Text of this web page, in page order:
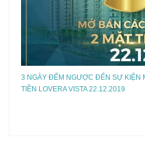
3 NGÀY ĐẾM NGƯỢC ĐẾN SỰ KIỆN
TIỀN LOVERA VISTA 22.12.2019